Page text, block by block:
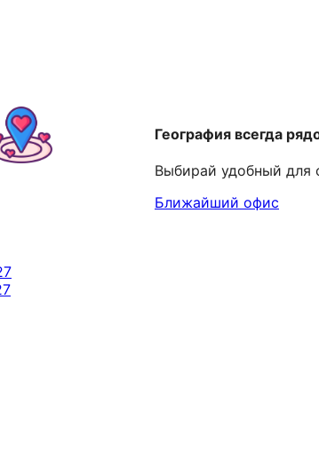
География всегда
Выбирай удобный для
Ближайший офис